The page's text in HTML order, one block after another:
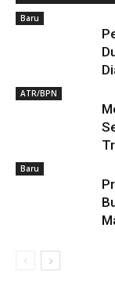
Baru
ATR/BPN
Baru